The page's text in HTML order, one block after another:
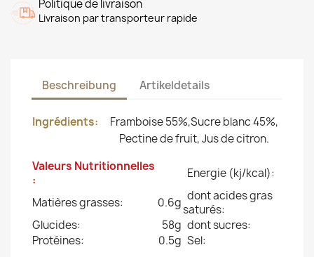
Politique de livraison
Livraison par transporteur rapide
Beschreibung Artikeldetails
Ingrédients:
Framboise 55%,Sucre blanc 45%,
Pectine de fruit, Jus de citron.
Valeurs Nutritionnelles
:
Energie (kj/kcal):
Matières grasses:
0.6g dont acides gras
saturés:
Glucides:
58g dont sucres:
Protéines:
0.5g Sel: